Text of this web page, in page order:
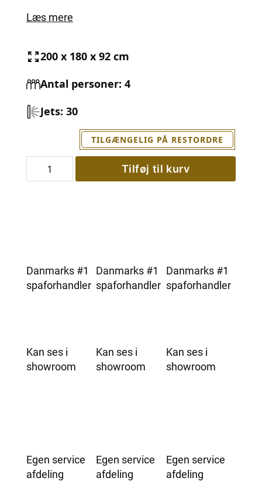
Læs mere
200 x 180 x 92 cm
Antal personer: 4
Jets: 30
TILGÆNGELIG PÅ RESTORDRE
BOUNTY
Tilføj til kurv
Danmarks #1
spaforhandler
Kan ses i
showroom
Egen service
afdeling
Danmarks #1
spaforhandler
Kan ses i
showroom
Egen service
afdeling
Danmarks #1
spaforhandler
Kan ses i
showroom
Egen service
afdeling